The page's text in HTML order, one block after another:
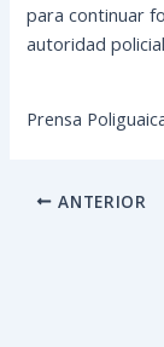
para continuar
autoridad
Prensa
ANTERIOR